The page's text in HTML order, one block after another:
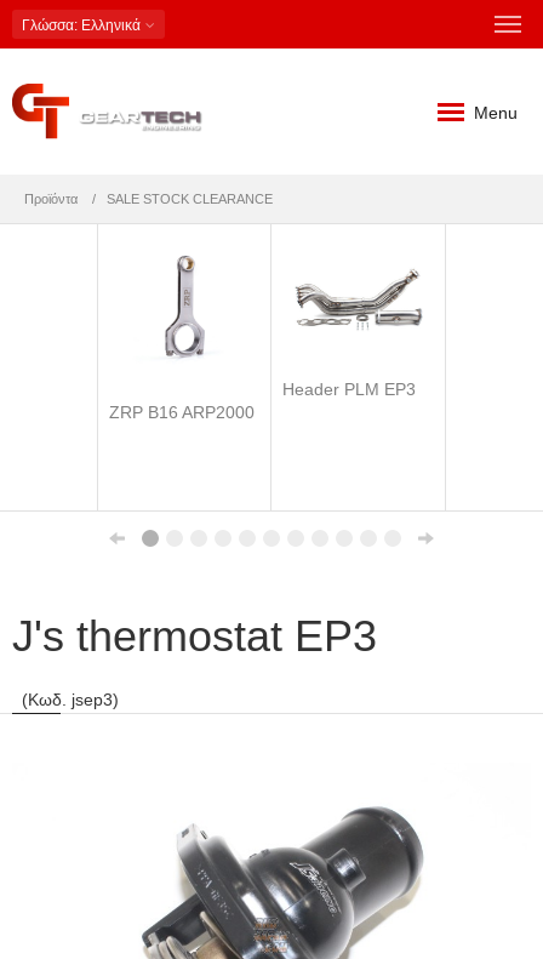
Γλώσσα: Ελληνικά
Menu
Προϊόντα SALE STOCK CLEARANCE
ZRP B16 ARP2000
Header PLM EP3
J's thermostat EP3
(Κωδ. jsep3)